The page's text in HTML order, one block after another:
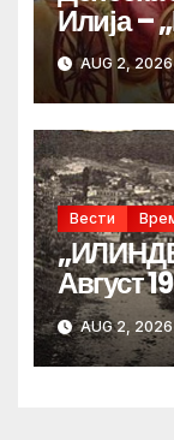
Илија –
AUG 2,
Вести
Август
AUG 2,